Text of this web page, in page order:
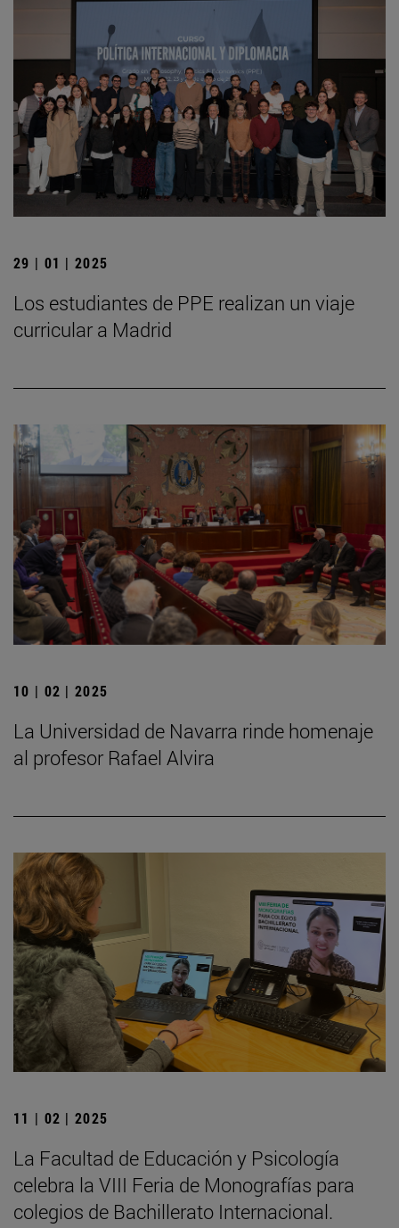
29 | 01 | 2025
Los estudiantes de PPE realizan un viaje
curricular a Madrid
10 | 02 | 2025
La Universidad de Navarra rinde homenaje
al profesor Rafael Alvira
11 | 02 | 2025
La Facultad de Educación y Psicología
celebra la VIII Feria de Monografías para
colegios de Bachillerato Internacional.